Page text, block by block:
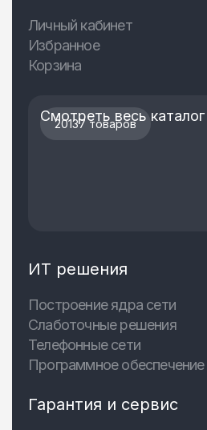
Личный кабинет
Избранное
Корзина
20137 товаров
Смотреть весь каталог
ИТ решения
Построение ядра сети
Слаботочные решения
Телефонные сети
Программное обеспечение
Гарантия и сервис